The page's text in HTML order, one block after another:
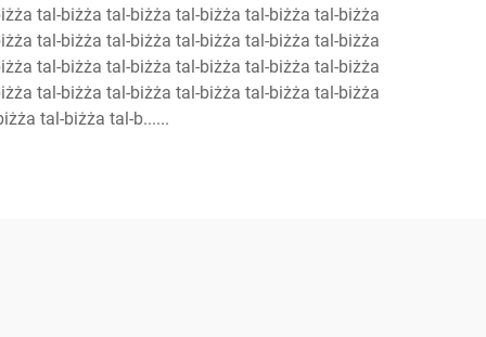
tal-biżża tal-biżża tal-biżża tal-biżża tal-biżża
tal-biżża tal-biżża tal-biżża tal-biżża tal-biżża
tal-biżża tal-biżża tal-biżża tal-biżża tal-biżża
tal-biżża tal-biżża tal-biżża tal-biżża tal-biżża
tal-biżża tal-b......